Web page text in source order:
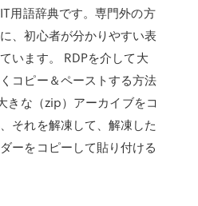
用語辞典です。専門外の方
、初心者が分かりやすい表
います。 RDPを介して大
コピー＆ペーストする方法
きな（zip）アーカイブをコ
それを解凍して、解凍した
ーをコピーして貼り付ける